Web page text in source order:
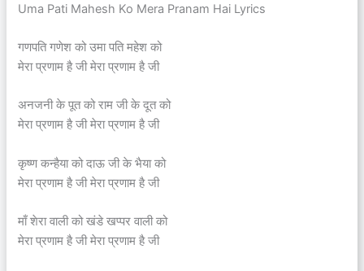
Uma Pati Mahesh Ko Mera Pranam Hai Lyrics
गणपति गणेश को उमा पति महेश को
मेरा प्रणाम है जी मेरा प्रणाम है जी
अनजनी के पूत को राम जी के दूत को
मेरा प्रणाम है जी मेरा प्रणाम है जी
कृष्ण कन्हैया को दाऊ जी के भैया को
मेरा प्रणाम है जी मेरा प्रणाम है जी
माँ शेरा वाली को खंडे खप्पर वाली को
मेरा प्रणाम है जी मेरा प्रणाम है जी